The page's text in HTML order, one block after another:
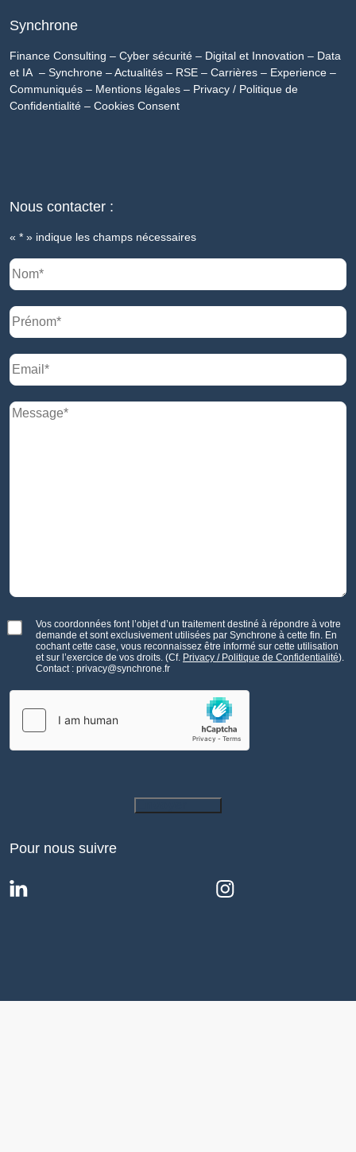
Synchrone
Finance Consulting – Cyber sécurité – Digital et Innovation – Data
et IA – Synchrone –Actualités – RSE – Carrières – Experience –
Communiqués – Mentions légales – Privacy / Politique de
Confidentialité – Cookies Consent
Nous contacter :
« * » indique les champs nécessaires
Vos coordonnées font l’objet d’un traitement destiné à répondre à votre
demande et sont exclusivement utilisées par Synchrone à cette fin. En
cochant cette case, vous reconnaissez être informé sur cette utilisation
et sur l’exercice de vos droits. (Cf. Privacy / Politique de Confidentialité).
Contact : privacy@synchrone.fr
Pour nous suivre